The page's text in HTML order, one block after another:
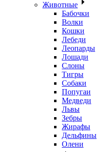
Животные
Бабочки
Волки
Кошки
Лебеди
Леопарды
Лошади
Слоны
Тигры
Собаки
Попугаи
Медведи
Львы
Зебры
Жирафы
Дельфины
Олени